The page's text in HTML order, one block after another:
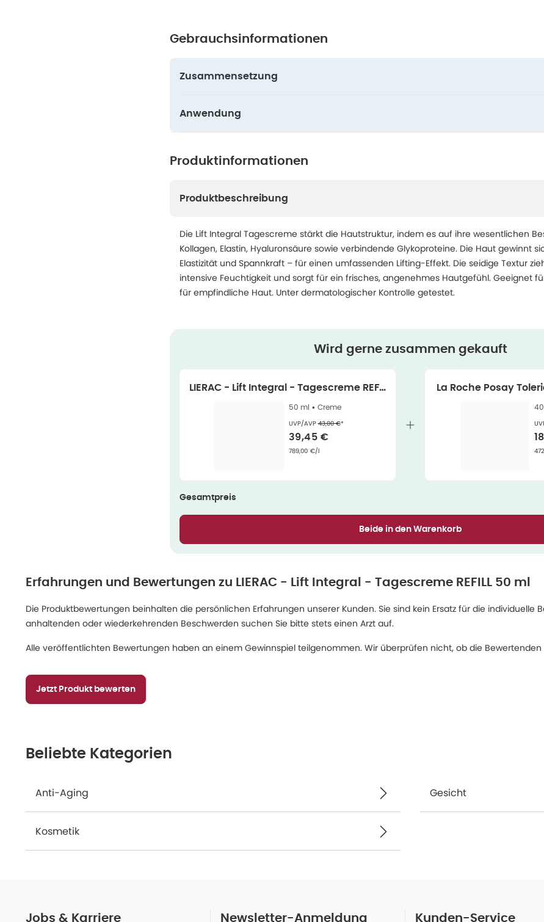
Gebrauchsinformationen
Zusammensetzung
Anwendung
Produktinformationen
Produktbeschreibung
Die Lift Integral Tagescreme stärkt die Hautstruktur, indem es auf ihre wesentlichen
Kollagen, Elastin, Hyaluronsäure sowie verbindende Glykoproteine. Die Haut gewinnt
Elastizität und Spannkraft – für einen umfassenden Lifting-Effekt. Die seidige Textur
intensive Feuchtigkeit und sorgt für ein frisches, angenehmes Hautgefühl. Geeignet
für empfindliche Haut. Unter dermatologischer Kontrolle getestet.
Wird gerne zusammen gekauft
LIERAC - Lift Integral - Tagescreme REFIL
L 50 ml
50 ml • Creme
UVP/AVPEhemaliger Preis (U V P)
43,00 €*
Verkaufspreis
39,45 €
Grundpreis
789,00 €/l
La Roche Posay
me 40
Gesamtpreis
Beide in den Warenkorb
Erfahrungen und Bewertungen zu LIERAC - Lift Integral - Tagescreme REFILL 50 ml
Die Produktbewertungen beinhalten die persönlichen Erfahrungen unserer Kunden. Sie sind kein Ersatz für die individuelle
anhaltenden oder wiederkehrenden Beschwerden suchen Sie bitte stets einen Arzt auf.
Alle veröffentlichten Bewertungen haben an einem Gewinnspiel teilgenommen. Wir überprüfen nicht, ob die
Jetzt Produkt bewerten
Beliebte Kategorien
Anti-Aging Gesicht
Kosmetik
Jobs & Karriere Newsletter-Anmeldung Kunden-Service